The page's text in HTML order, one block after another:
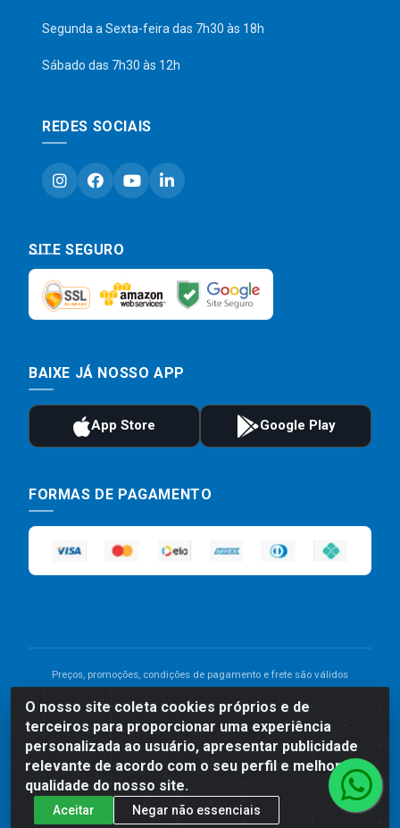
O nosso site coleta cookies próprios e de
terceiros para proporcionar uma experiência
personalizada ao usuário, apresentar publicidade
relevante de acordo com o seu perfil e melhorar a
qualidade do nosso site.
Aceitar Negar não essenciais
Segunda a Sexta-feira das 7h30 às 18h
Sábado das 7h30 às 12h
REDES SOCIAIS
SITE SEGURO
BAIXE JÁ NOSSO APP
FORMAS DE PAGAMENTO
Preços, promoções, condições de pagamento e frete são válidos
divergência de preço de um produto, será válido o preço que for
exibido no carrinho de compras do site no momento do pagamento.
As vendas estão sujeitas a análise e disponibilidade do estoque.
Imagens de produtos meramente ilustrativas.
Comercial de Construção 2001 LTDA - Av. Congresso
Eucarístico, 1179 - São José, Carpina - PE - CEP: 55811-